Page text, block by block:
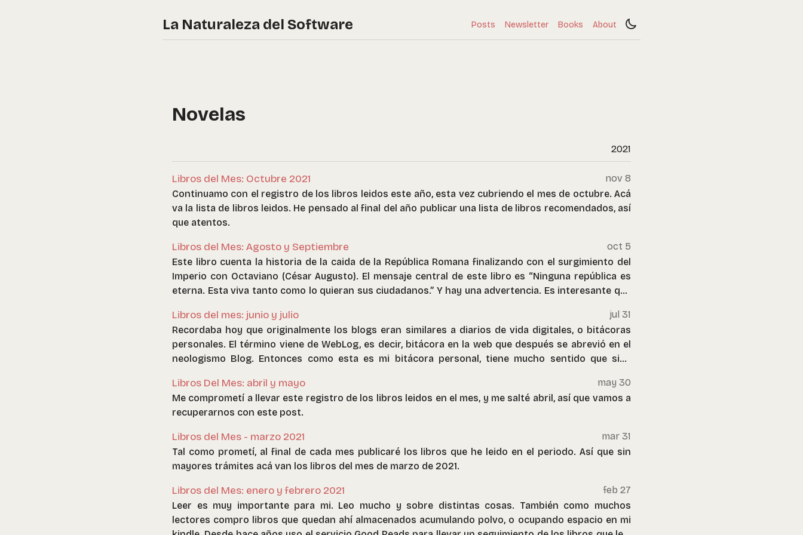
La Naturaleza del Software Posts Newsletter Books About
Novelas
2021
Libros del Mes: Octubre 2021
nov 8
Continuamo con el registro de los libros leidos este año, esta vez cubriendo el mes de octubre. Acá
va la lista de libros leidos. He pensado al final del año publicar una lista de libros recomendados, así
que atentos.
Libros del Mes: Agosto y Septiembre
oct 5
Este libro cuenta la historia de la caida de la República Romana finalizando con el surgimiento del
Imperio con Octaviano (César Augusto). El mensaje central de este libro es “Ninguna república es
eterna. Esta viva tanto como lo quieran sus ciudadanos.” Y hay una advertencia. Es interesante que
tema es interesante, pero siento que el autor se da muchas vueltas para plantear su tesis, que tiene
que ver con el triunfo del populismo, y lo que el llama el equilibrio de fuerzas entre la élite y el pueblo,
que habría logrado Roma en sus primero años. Pero creo que no se hace cargo de que ese equilibrio
inicial estaba basado en una tremenda inequidad, la que intentan resolver los caudillos que
aparecen posteriormente (ofreciendo tierras a los legionarios, por ejemplo). Un dato, que no
conocía, es que Octaviano heredó personalmente todo el reino de Egipto, sin tener que rendir por
esa propiedad a Roma, lo que lo convirtió en la persona más rica y poderosa del mundo antiguo. De
todas maneras un libro interesante para quien quiera aprender algo de la historia y proyectarlo a la
realidad moderna, con algo de cautela por supuesto.
Libros del mes: junio y julio
jul 31
Recordaba hoy que originalmente los blogs eran similares a diarios de vida digitales, o bitácoras
personales. El término viene de WebLog, es decir, bitácora en la web que después se abrevió en el
neologismo Blog. Entonces como esta es mi bitácora personal, tiene mucho sentido que siga
Libros Del Mes: abril y mayo
may 30
Me comprometí a llevar este registro de los libros leidos en el mes, y me salté abril, así que vamos a
recuperarnos con este post.
Libros del Mes - marzo 2021
mar 31
Tal como prometí, al final de cada mes publicaré los libros que he leido en el periodo. Así que sin
mayores trámites acá van los libros del mes de marzo de 2021.
Libros del Mes: enero y febrero 2021
feb 27
Leer es muy importante para mi. Leo mucho y sobre distintas cosas. También como muchos
lectores compro libros que quedan ahí almacenados acumulando polvo, o ocupando espacio en mi